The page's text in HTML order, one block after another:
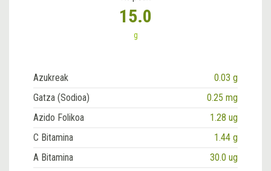
15.0
g
Azukreak
0.03 g
Gatza (Sodioa)
0.25 mg
Azido Folikoa
1.28 ug
C Bitamina
1.44 g
A Bitamina
30.0 ug